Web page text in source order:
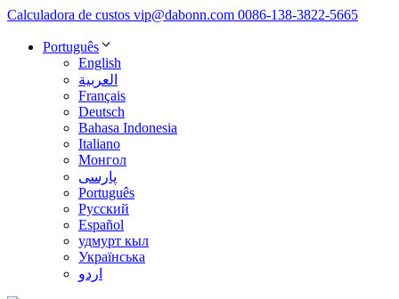
Calculadora de custos vip@dabonn.com 0086-138-3822-5665
Português
English
العربية
Français
Deutsch
Bahasa Indonesia
Italiano
Монгол
پارسی
Português
Русский
Español
удмурт кыл
Українська
اردو